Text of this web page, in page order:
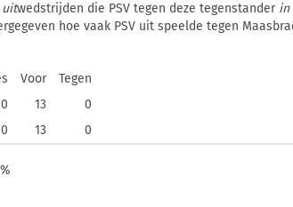
uitwedstrijden die PSV tegen deze tegenstander in
hoe vaak PSV uit speelde tegen
Voor
Tegen
0 13
0
0 13 0